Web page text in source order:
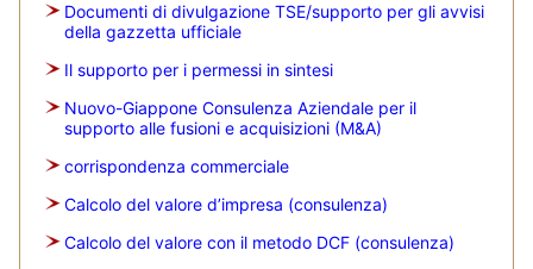
Documenti di divulgazione TSE/supporto per gli avvisi
della gazzetta ufficiale
Il supporto per i permessi in sintesi
Nuovo-Giappone Consulenza Aziendale per il
supporto alle fusioni e acquisizioni (M&A)
corrispondenza commerciale
Calcolo del valore d’impresa (consulenza)
Calcolo del valore con il metodo DCF (consulenza)